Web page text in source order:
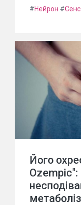
#Нейрон #
Його
Ozempic":